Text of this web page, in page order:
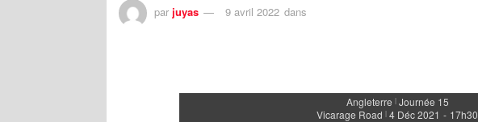
par juyas 9 avril 2022 dans
Angleterre | Journée 15
Vicarage Road | 4 Déc 2021 - 17h30